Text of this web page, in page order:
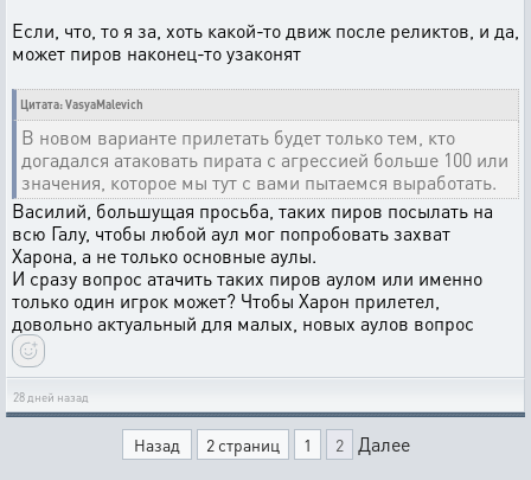
Если, что, то я за, хоть какой-то движ после реликтов, и да,
может пиров наконец-то узаконят
Цитата: VasyaMalevich
В новом варианте прилетать будет только тем, кто
догадался атаковать пирата с агрессией больше 100 или
значения, которое мы тут с вами пытаемся выработать.
Василий, большущая просьба, таких пиров посылать на
всю Галу, чтобы любой аул мог попробовать захват
Харона, а не только основные аулы.
И сразу вопрос атачить таких пиров аулом или именно
только один игрок может? Чтобы Харон прилетел,
довольно актуальный для малых, новых аулов вопрос
28 дней назад
Назад 2 страниц 1 2 Далее